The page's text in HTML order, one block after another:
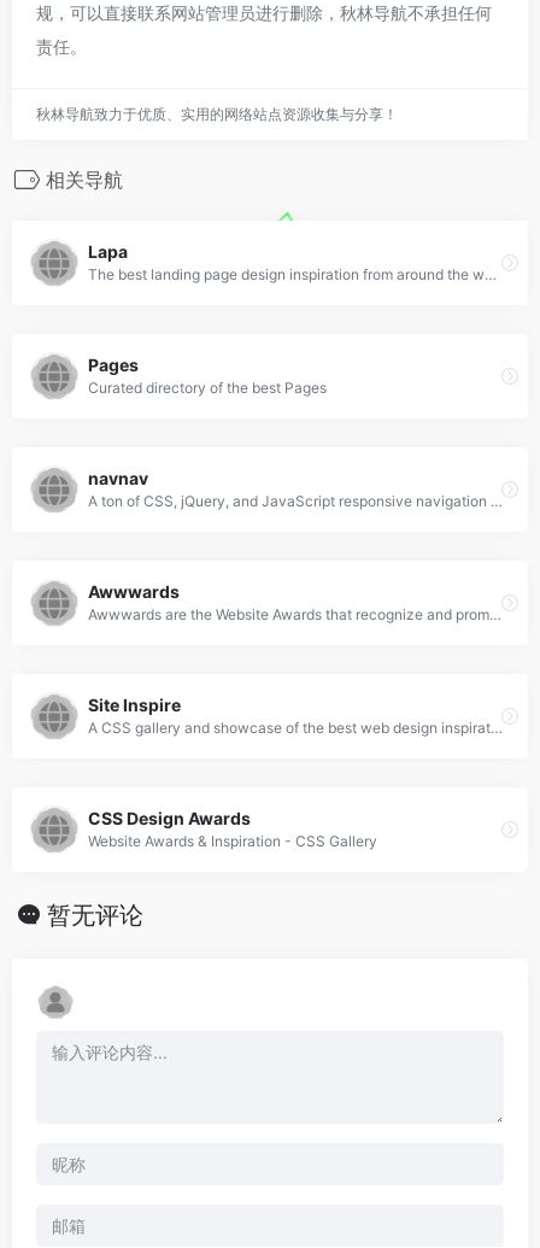
规，可以直接联系网站管理员进行删除，秋林导航不承担任何
责任。
秋林导航致力于优质、实用的网络站点资源收集与分享！
相关导航
Lapa
The best landing page design inspiration from around the web.
Pages
Curated directory of the best Pages
navnav
A ton of CSS, jQuery, and JavaScript responsive navigation examples, demos, and tutorials from all over the web.
Awwwards
Awwwards are the Website Awards that recognize and promote the talent and effort of the best developers, designers and web agencies in the world.
Site Inspire
A CSS gallery and showcase of the best web design inspiration.
CSS Design Awards
Website Awards & Inspiration - CSS Gallery
暂无评论